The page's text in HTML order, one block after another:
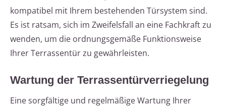
kompatibel mit Ihrem bestehenden Türsystem sind.
Es ist ratsam, sich im Zweifelsfall an eine Fachkraft zu
wenden, um die ordnungsgemäße Funktionsweise
Ihrer Terrassentür zu gewährleisten.
Wartung der Terrassentürverriegelung
Eine sorgfältige und regelmäßige Wartung Ihrer